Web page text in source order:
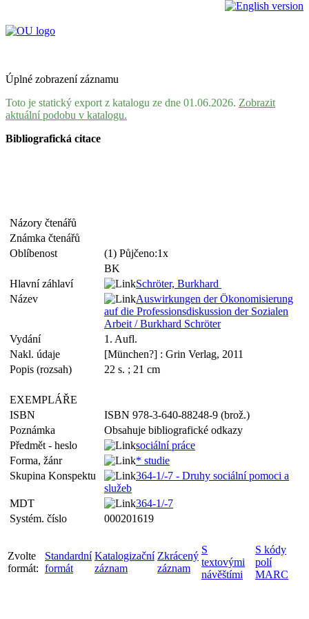
Úplné zobrazení záznamu
Toto je statický export z katalogu ze dne 01.06.2026. Zobrazit
aktuální podobu v katalogu.
Bibliografická citace
Názory čtenářů
Známka čtenářů
Oblíbenost
(1) Půjčeno:1x
BK
Hlavní záhlaví
Schröter, Burkhard
Název
Auswirkungen der Ökonomisierung
auf die Professionsdiskussion der Sozialen
Arbeit / Burkhard Schröter
Vydání
1. Aufl.
Nakl. údaje
[München?] : Grin Verlag, 2011
Popis (rozsah)
22 s. ; 21 cm
EXEMPLÁŘE
ISBN
ISBN 978-3-640-88248-9 (brož.)
Poznámka
Obsahuje bibliografické odkazy
Předmět - heslo
sociální práce
Forma, žánr
* studie
Skupina Konspektu
364-1/-7 - Druhy sociální pomoci a
služeb
MDT
364-1/-7
Systém. číslo
000201619
Zvolte
formát:
Standardní
formát
Katalogizační
záznam
Zkrácený
záznam
S
textovými
návěštími
S kódy
polí
MARC